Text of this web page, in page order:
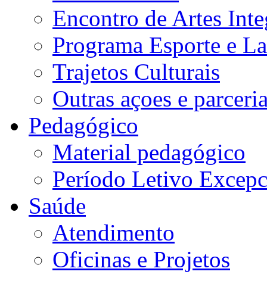
Encontro de Artes
Programa Esporte e
Trajetos Culturais
Outras açoes e
Pedagógico
Material pedagógico
Período Letivo
Saúde
Atendimento
Oficinas e Projetos